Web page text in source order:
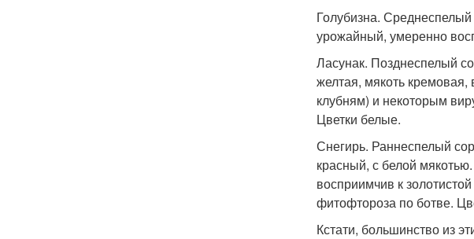
Голубизна.
урожайный, умеренно
Ласунак. Позднеспелый
желтая, мякоть
клубням) и некоторым
Цветки белые.
Снегирь. Раннеспелый
красный, с белой
восприимчив к
фитофтороза по ботве.
Кстати, большинство из